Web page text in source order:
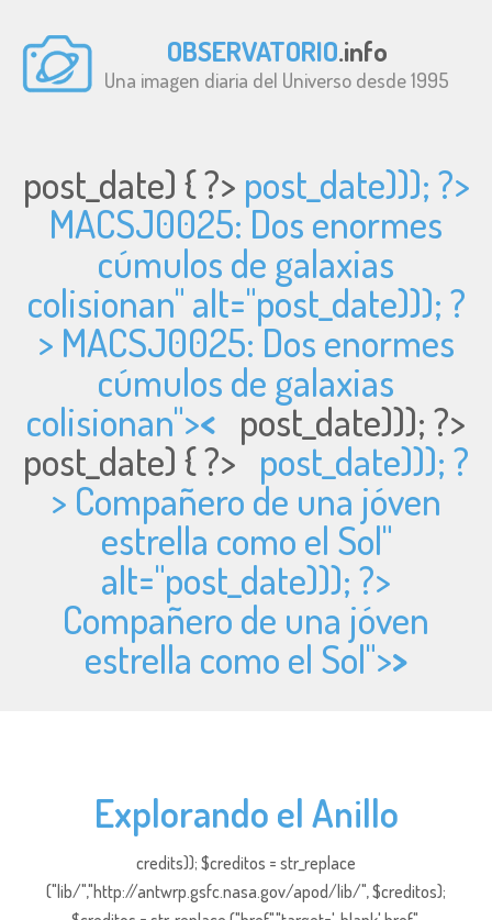
OBSERVATORIO.info
Una imagen diaria del Universo desde 1995
post_date) { ?> post_date))); ?>
MACSJ0025: Dos enormes
cúmulos de galaxias
colisionan" alt="post_date))); ?
> MACSJ0025: Dos enormes
cúmulos de galaxias
colisionan">< post_date))); ?>
post_date) { ?> post_date))); ?
> Compañero de una jóven
estrella como el Sol"
alt="post_date))); ?>
Compañero de una jóven
estrella como el Sol">>
Explorando el Anillo
credits)); $creditos = str_replace
("lib/","http://antwrp.gsfc.nasa.gov/apod/lib/", $creditos);